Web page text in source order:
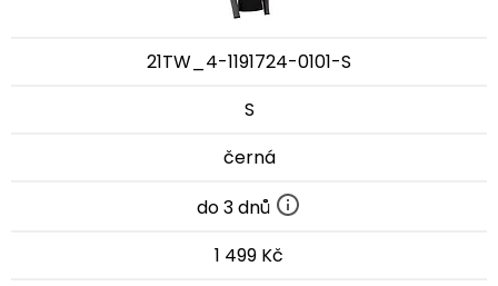
21TW_4-1191724-0101-S
S
černá
do 3 dnů
1 499 Kč